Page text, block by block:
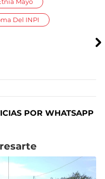
Del INPI
POR WHATSAPP